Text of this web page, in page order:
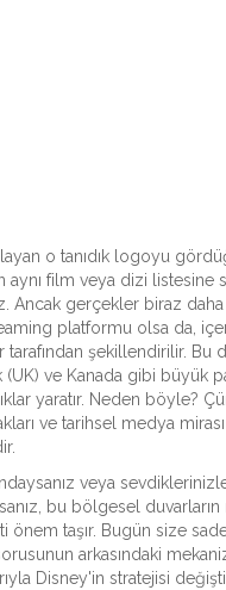
o tanıdık logoyu
aynı film veya dizi
Ancak gerçekler biraz daha
platformu olsa da ,
tarafından şekillendirilir. Bu
(UK) ve Kanada gibi büyük
yaratır. Neden böyle?
ve tarihsel medya
veya
bu bölgesel
önem taşır. Bugün size
arkasındaki
Disney'in stratejisi